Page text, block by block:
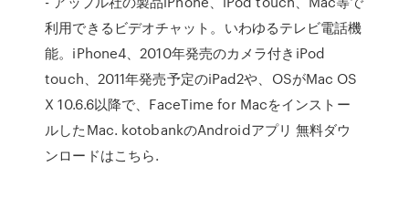
利用できるビデオチャット。いわゆるテレビ電話機
能。iPhone4、2010年発売のカメラ付きiPod
touch、2011年発売予定のiPad2や、OSがMac OS
X 10.6.6以降で、FaceTime for Macをインストー
ルしたMac. kotobankのAndroidアプリ 無料ダウ
ンロードはこちら.